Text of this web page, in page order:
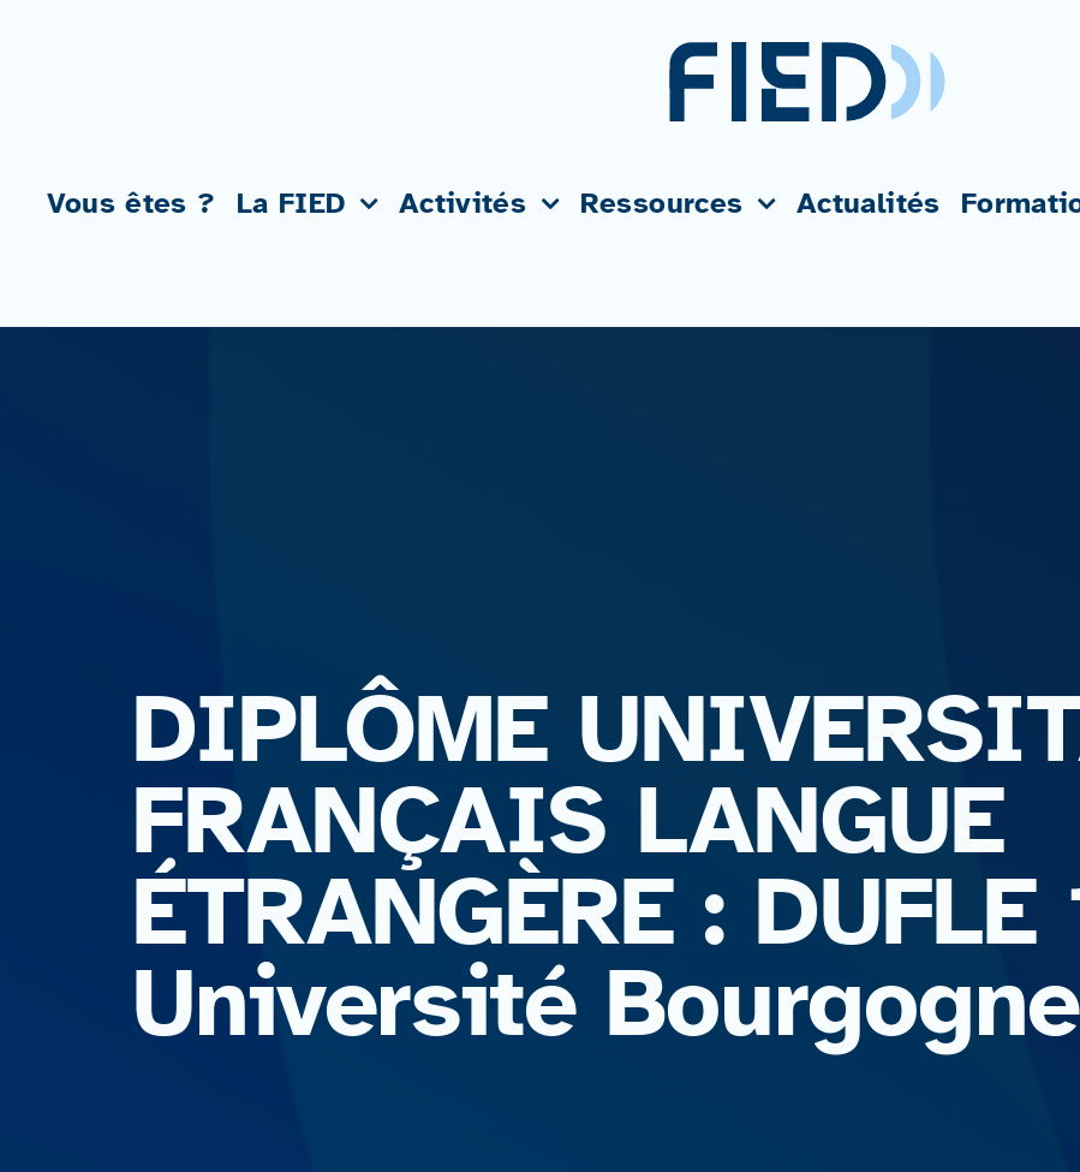
Vous êtes ? La FIED Activités Ressources Actualités
DIPLÔME
FRANÇAIS LANGUE
ÉTRANGÈRE : DUFLE
Université